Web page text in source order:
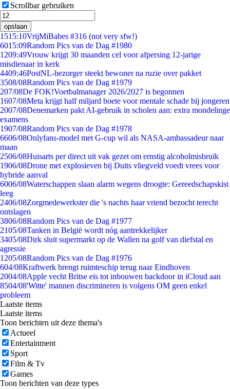
Scrollbar gebruiken
opslaan
1515:10VrijMiBabes #316 (not very sfw!)
6015:09Random Pics van de Dag #1980
1209:49Vrouw krijgt 30 maanden cel voor afpersing 12-jarige
misdienaar in kerk
4409:46PostNL-bezorger steekt bewoner na ruzie over pakket
3508/08Random Pics van de Dag #1979
207/08De FOK!Voetbalmanager 2026/2027 is begonnen
1607/08Meta krijgt half miljard boete voor mentale schade bij jongeren
2007/08Denemarken pakt AI-gebruik in scholen aan: extra mondelinge
examens
1907/08Random Pics van de Dag #1978
6606/08Onlyfans-model met G-cup wil als NASA-ambassadeur naar
maan
2506/08Huisarts per direct uit vak gezet om ernstig alcoholmisbruik
1906/08Drone met explosieven bij Duits vliegveld voedt vrees voor
hybride aanval
6006/08Waterschappen slaan alarm wegens droogte: Gereedschapskist
leeg
2406/08Zorgmedewerkster die 's nachts haar vriend bezocht terecht
ontslagen
3806/08Random Pics van de Dag #1977
2105/08Tanken in België wordt nóg aantrekkelijker
3405/08Dirk sluit supermarkt op de Wallen na golf van diefstal en
agressie
1205/08Random Pics van de Dag #1976
604/08Kraftwerk brengt ruimteschip terug naar Eindhoven
2004/08Apple vecht Britse eis tot inbouwen backdoor in iCloud aan
8504/08'Witte' mannen discrimineren is volgens OM geen enkel
probleem
Laatste items
Laatste items
Toon berichten uit deze thema's
Actueel
Entertainment
Sport
Film & Tv
Games
Toon berichten van deze types